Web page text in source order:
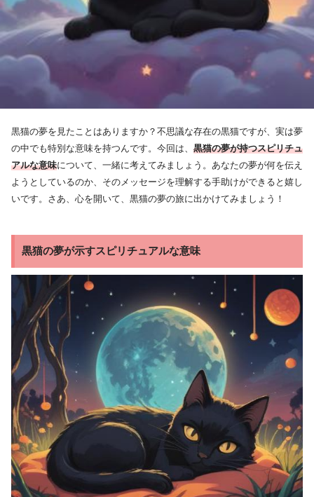
黒猫の夢を見たことはありますか？不思議な存在の黒猫ですが、実は夢
の中でも特別な意味を持つんです。今回は、 黒猫の夢が持つスピリチュ
アルな意味について、一緒に考えてみましょう。あなたの夢が何を伝え
ようとしているのか、そのメッセージを理解する手助けができると嬉し
いです。さあ、心を開いて、黒猫の夢の旅に出かけてみましょう！
黒猫の夢が示すスピリチュアルな意味